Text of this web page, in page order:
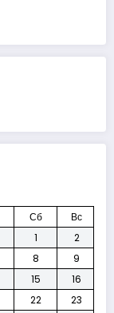
Сб
Вс
1
2
8
9
15
16
22 23